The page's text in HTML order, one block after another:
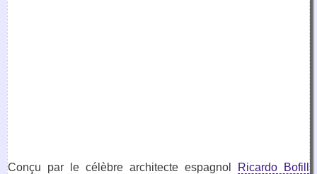
Conçu par le célèbre architecte espagnol
Ricardo Bofill